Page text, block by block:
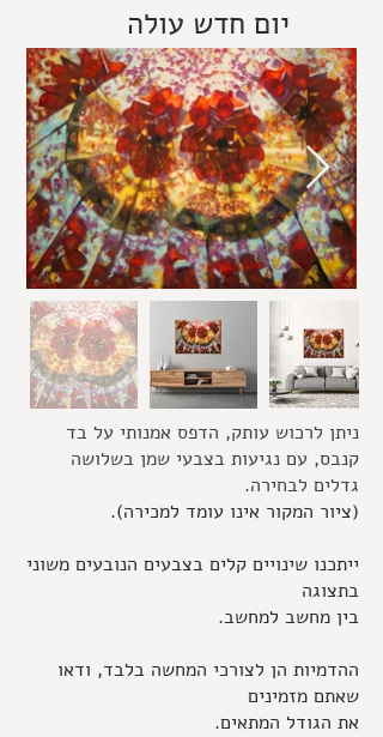
יום חדש עולה
ניתן לרכוש עותק, הדפס אמנותי על בד
קנבס, עם נגיעות בצבעי שמן בשלושה
גדלים לבחירה.
(ציור המקור אינו עומד למכירה).
ייתכנו שינויים קלים בצבעים הנובעים משוני
בתצוגה
בין מחשב למחשב.
ההדמיות הן לצורכי המחשה בלבד, ודאו
שאתם מזמינים
את הגודל המתאים.